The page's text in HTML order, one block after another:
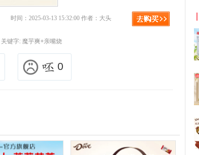
时间：2025-03-13 15:32:00 作者：大头
关键字: 魔芋爽+亲嘴烧
0